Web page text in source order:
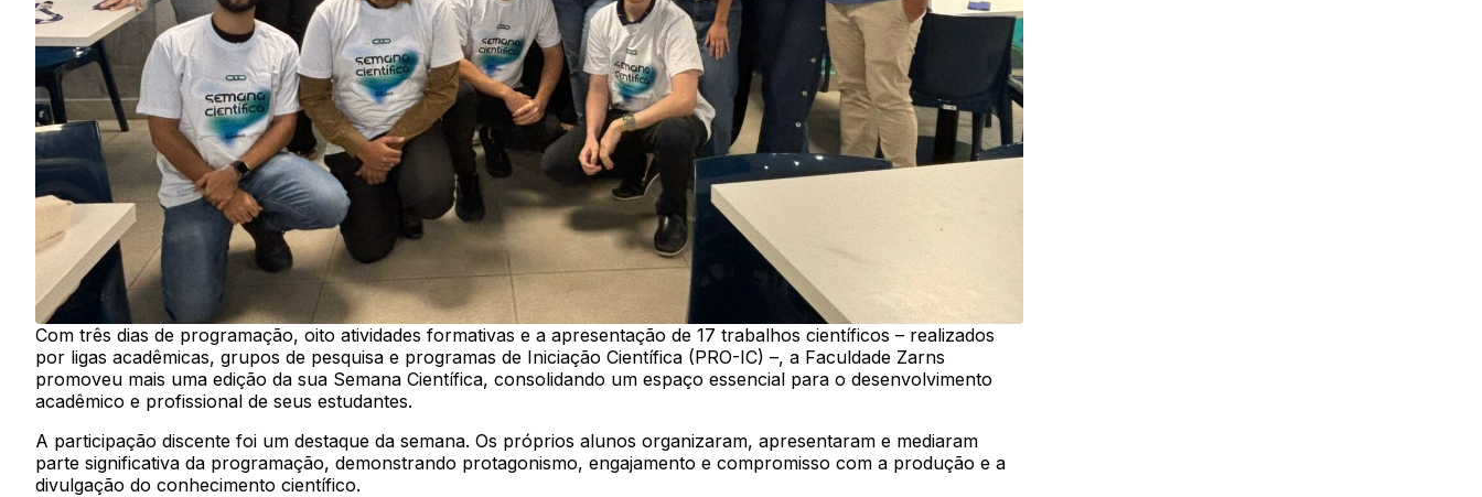
Com três dias de programação, oito atividades formativas e a apresentação de 17 trabalhos científicos – realizados
por ligas acadêmicas, grupos de pesquisa e programas de Iniciação Científica (PRO-IC) –, a Faculdade Zarns
promoveu mais uma edição da sua Semana Científica, consolidando um espaço essencial para o desenvolvimento
acadêmico e profissional de seus estudantes.
A participação discente foi um destaque da semana. Os próprios alunos organizaram, apresentaram e mediaram
parte significativa da programação, demonstrando protagonismo, engajamento e compromisso com a produção e a
divulgação do conhecimento científico.